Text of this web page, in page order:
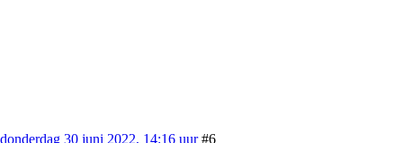
donderdag 30 juni 2022, 14:16 uur #6